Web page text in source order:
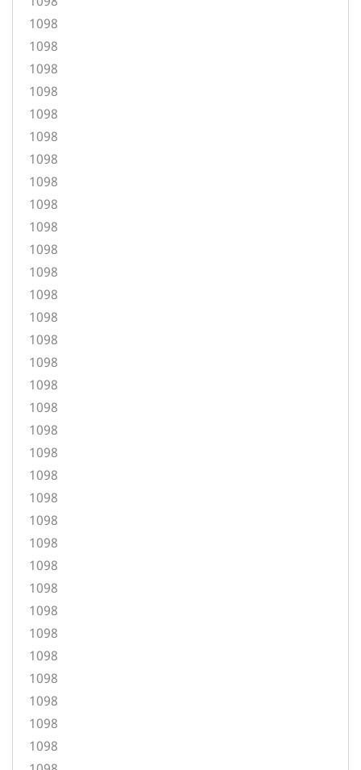
1098
1098
1098
1098
1098
1098
1098
1098
1098
1098
1098
1098
1098
1098
1098
1098
1098
1098
1098
1098
1098
1098
1098
1098
1098
1098
1098
1098
1098
1098
1098
1098
1098